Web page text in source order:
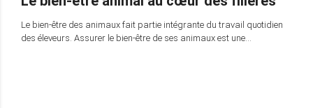
Le bien-être des animaux fait partie intégrante du travail quotidien
des éleveurs. Assurer le bien-être de ses animaux est une…